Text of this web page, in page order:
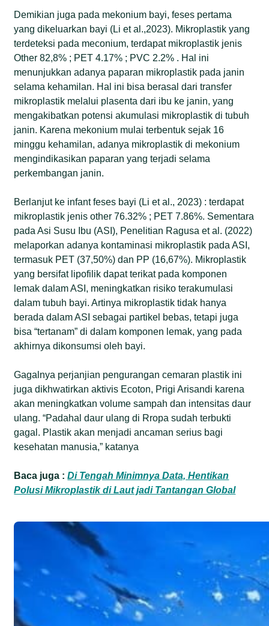
Demikian juga pada mekonium bayi, feses pertama
yang dikeluarkan bayi (Li et al.,2023). Mikroplastik yang
terdeteksi pada meconium, terdapat mikroplastik jenis
Other 82,8% ; PET 4.17% ; PVC 2.2% . Hal ini
menunjukkan adanya paparan mikroplastik pada janin
selama kehamilan. Hal ini bisa berasal dari transfer
mikroplastik melalui plasenta dari ibu ke janin, yang
mengakibatkan potensi akumulasi mikroplastik di tubuh
janin. Karena mekonium mulai terbentuk sejak 16
minggu kehamilan, adanya mikroplastik di mekonium
mengindikasikan paparan yang terjadi selama
perkembangan janin.
Berlanjut ke infant feses bayi (Li et al., 2023) : terdapat
mikroplastik jenis other 76.32% ; PET 7.86%. Sementara
pada Asi Susu Ibu (ASI), Penelitian Ragusa et al. (2022)
melaporkan adanya kontaminasi mikroplastik pada ASI,
termasuk PET (37,50%) dan PP (16,67%). Mikroplastik
yang bersifat lipofilik dapat terikat pada komponen
lemak dalam ASI, meningkatkan risiko terakumulasi
dalam tubuh bayi. Artinya mikroplastik tidak hanya
berada dalam ASI sebagai partikel bebas, tetapi juga
bisa “tertanam” di dalam komponen lemak, yang pada
akhirnya dikonsumsi oleh bayi.
Gagalnya perjanjian pengurangan cemaran plastik ini
juga dikhwatirkan aktivis Ecoton, Prigi Arisandi karena
akan meningkatkan volume sampah dan intensitas daur
ulang. “Padahal daur ulang di Rropa sudah terbukti
gagal. Plastik akan menjadi ancaman serius bagi
kesehatan manusia,” katanya
Baca juga :Di Tengah Minimnya Data, Hentikan
Polusi Mikroplastik di Laut jadi Tantangan Global